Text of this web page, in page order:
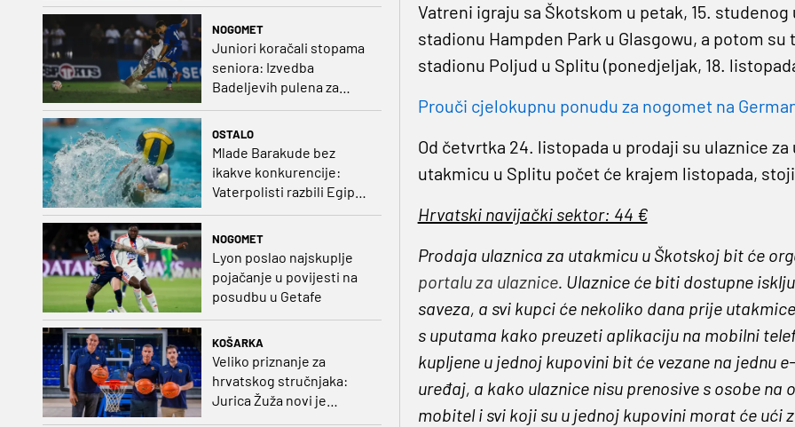
NOGOMET
Juniori koračali stopama
seniora: Izvedba
Badeljevih pulena za
čistu peticu protiv
OSTALO
Mlade Barakude bez
ikakve konkurencije:
Vaterpolisti razbili Egipat
za polufinale SP-a!
NOGOMET
Lyon poslao najskuplje
pojačanje u povijesti na
posudbu u Getafe
KOŠARKA
Veliko priznanje za
hrvatskog stručnjaka:
Jurica Žuža novi je
Vatreni igraju sa Škotskom u petak, 15.
stadionu Hampden Park u Glasgowu, a potom
stadionu Poljud u Splitu (ponedjeljak, 18.
Prouči cjelokupnu ponudu za nogomet na
Od četvrtka 24. listopada u prodaji su ulaznice
utakmicu u Splitu počet će krajem listopada,
Hrvatski navijački sektor: 44 €
Prodaja ulaznica za utakmicu u Škotskoj bit će
portalu za ulaznice. Ulaznice će biti dostupne
saveza, a svi kupci će nekoliko dana prije
s uputama kako preuzeti aplikaciju na mobilni
kupljene u jednoj kupovini bit će vezane na jednu
uređaj, a kako ulaznice nisu prenosive s osobe
mobitel i svi koji su u jednoj kupovini morat će ući